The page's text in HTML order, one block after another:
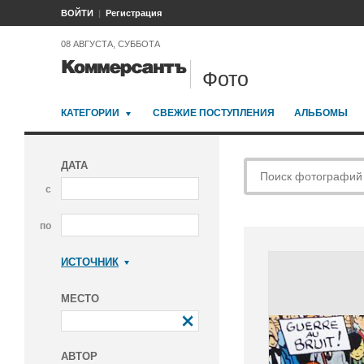
ВОЙТИ Регистрация
08 АВГУСТА, СУББОТА
Фото
КАТЕГОРИИ СВЕЖИЕ ПОСТУПЛЕНИЯ АЛЬБОМЫ
ДАТА
с
по
ИСТОЧНИК
МЕСТО
АВТОР